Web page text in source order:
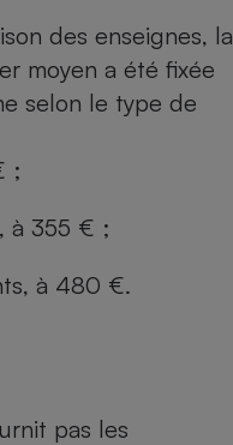
des enseignes, la
moyen a été fixée
selon le type de
;
à 355 € ;
à 480 €.
pas les